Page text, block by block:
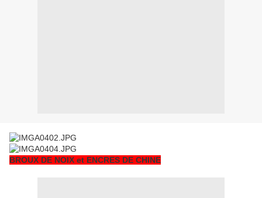
BROUX DE NOIX et ENCRES DE CHINE